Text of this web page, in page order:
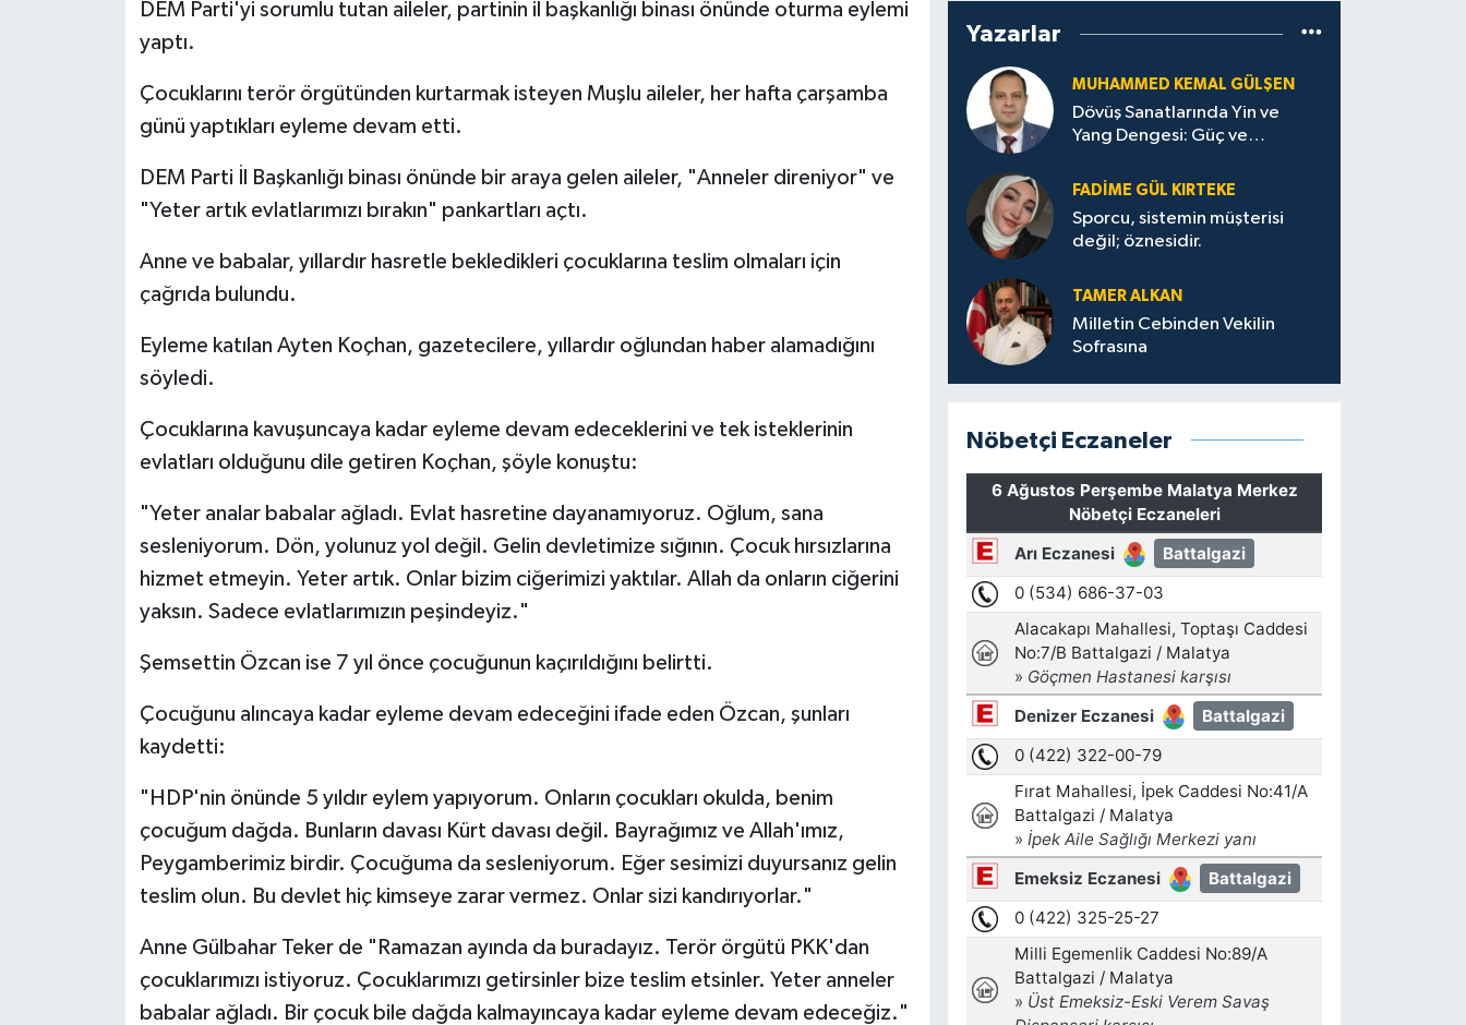
DEM Parti'yi sorumlu tutan aileler, partinin il başkanlığı binası önünde oturma eylemi
yaptı.
Çocuklarını terör örgütünden kurtarmak isteyen Muşlu aileler, her hafta çarşamba
günü yaptıkları eyleme devam etti.
DEM Parti İl Başkanlığı binası önünde bir araya gelen aileler, "Anneler direniyor" ve
"Yeter artık evlatlarımızı bırakın" pankartları açtı.
Anne ve babalar, yıllardır hasretle bekledikleri çocuklarına teslim olmaları için
çağrıda bulundu.
Eyleme katılan Ayten Koçhan, gazetecilere, yıllardır oğlundan haber alamadığını
söyledi.
Çocuklarına kavuşuncaya kadar eyleme devam edeceklerini ve tek isteklerinin
evlatları olduğunu dile getiren Koçhan, şöyle konuştu:
"Yeter analar babalar ağladı. Evlat hasretine dayanamıyoruz. Oğlum, sana
sesleniyorum. Dön, yolunuz yol değil. Gelin devletimize sığının. Çocuk hırsızlarına
hizmet etmeyin. Yeter artık. Onlar bizim ciğerimizi yaktılar. Allah da onların ciğerini
yaksın. Sadece evlatlarımızın peşindeyiz."
Şemsettin Özcan ise 7 yıl önce çocuğunun kaçırıldığını belirtti.
Çocuğunu alıncaya kadar eyleme devam edeceğini ifade eden Özcan, şunları
kaydetti:
"HDP'nin önünde 5 yıldır eylem yapıyorum. Onların çocukları okulda, benim
çocuğum dağda. Bunların davası Kürt davası değil. Bayrağımız ve Allah'ımız,
Peygamberimiz birdir. Çocuğuma da sesleniyorum. Eğer sesimizi duyursanız gelin
teslim olun. Bu devlet hiç kimseye zarar vermez. Onlar sizi kandırıyorlar."
Anne Gülbahar Teker de "Ramazan ayında da buradayız. Terör örgütü PKK'dan
çocuklarımızı istiyoruz. Çocuklarımızı getirsinler bize teslim etsinler. Yeter anneler
babalar ağladı. Bir çocuk bile dağda kalmayıncaya kadar eyleme devam edeceğiz."
Yazarlar
MUHAMMED KEMAL GÜLŞEN
Dövüş Sanatlarında Yin ve
Yang Dengesi: Güç ve
FADIME GÜL KIRTEKE
Sporcu, sistemin müşterisi
değil; öznesidir.
TAMER ALKAN
Milletin Cebinden Vekilin
Sofrasına
Nöbetçi Eczaneler